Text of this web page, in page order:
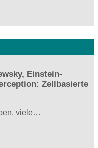
Einstein-
Zellbasierte
viele…